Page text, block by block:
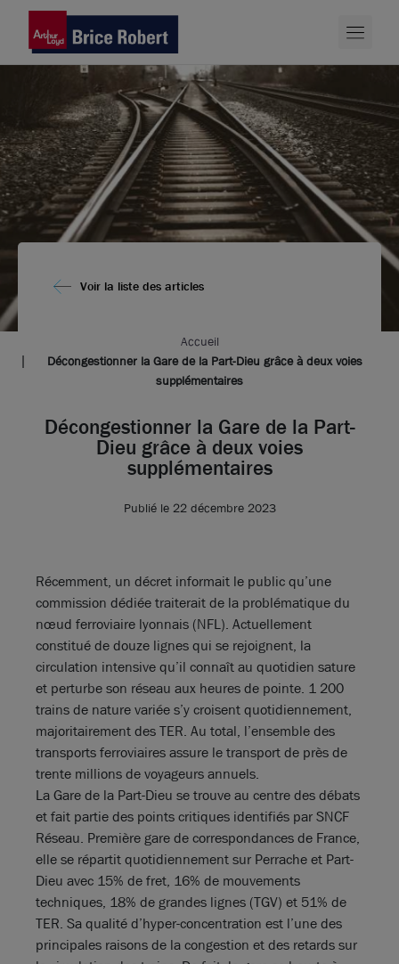
Voir la liste des articles
Accueil
Décongestionner la Gare de la Part-Dieu grâce à deux voies
supplémentaires
Décongestionner la Gare de la Part-
Dieu grâce à deux voies
supplémentaires
Publié le 22 décembre 2023
Récemment, un décret informait le public qu’une
commission dédiée traiterait de la problématique du
nœud ferroviaire lyonnais (NFL). Actuellement
constitué de douze lignes qui se rejoignent, la
circulation intensive qu’il connaît au quotidien sature
et perturbe son réseau aux heures de pointe. 1 200
trains de nature variée s’y croisent quotidiennement,
majoritairement des TER. Au total, l’ensemble des
transports ferroviaires assure le transport de près de
trente millions de voyageurs annuels.
La Gare de la Part-Dieu se trouve au centre des débats
et fait partie des points critiques identifiés par SNCF
Réseau. Première gare de correspondances de France,
elle se répartit quotidiennement sur Perrache et Part-
Dieu avec 15% de fret, 16% de mouvements
techniques, 18% de grandes lignes (TGV) et 51% de
TER. Sa qualité d’hyper-concentration est l’une des
principales raisons de la congestion et des retards sur